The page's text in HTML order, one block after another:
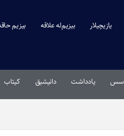
یازیچیلار بیزیم‌له علاقه بیزیم
سس یادداشت دانیشیق کیتاب